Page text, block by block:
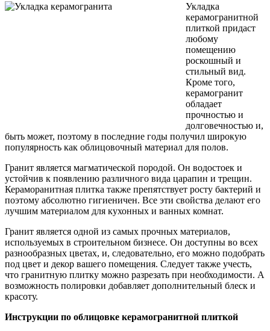
Укладка
керамогранитной
плиткой придаст
любому
помещению
роскошный и
стильный вид.
Кроме того,
керамогранит
обладает
прочностью и
долговечностью и,
быть может, поэтому в последние годы получил широкую
популярность как облицовочный материал для полов.
Гранит является магматической породой. Он водостоек и
устойчив к появлению различного вида царапин и трещин.
Кераморанитная плитка также препятствует росту бактерий и
поэтому абсолютно гигиеничен. Все эти свойства делают его
лучшим материалом для кухонных и ванных комнат.
Гранит является одной из самых прочных материалов,
используемых в строительном бизнесе. Он доступны во всех
разнообразных цветах, и, следовательно, его можно подобрать
под цвет и декор вашего помещения. Следует также учесть,
что гранитную плитку можно разрезать при необходимости. А
возможность полировки добавляет дополнительный блеск и
красоту.
Инструкции по облицовке керамогранитной плиткой